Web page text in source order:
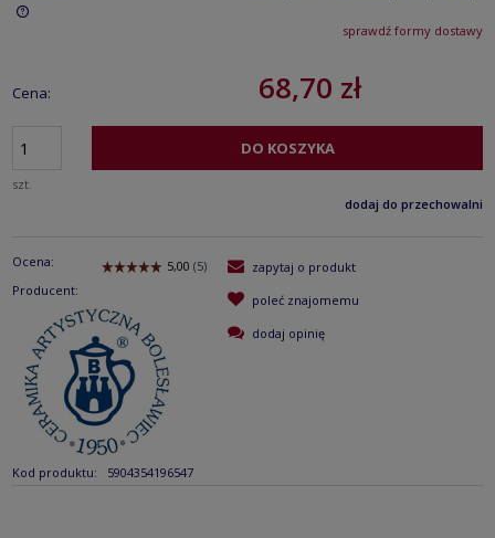
Cena nie zawiera ewentualnych kosztów płatnościsprawdź formy dostawy
Cena: 68,70 zł
szt.
DO KOSZYKA
dodaj do przechowalni
Ocena:
Producent:
Kod produktu: 5904354196547
zapytaj o produkt
poleć znajomemu
dodaj opinię